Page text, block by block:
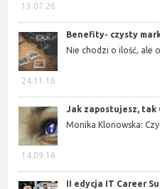
13.07.26
24.11.16
Benefity- czysty
Nie chodzi o ilość, ale
14.09.16
Jak zapostujesz, tak
Monika Klonowska:
II edycja IT Career